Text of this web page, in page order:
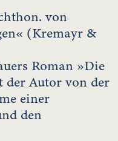
von
(Kremayr &
Roman »Die
der Autor von der
einer
den